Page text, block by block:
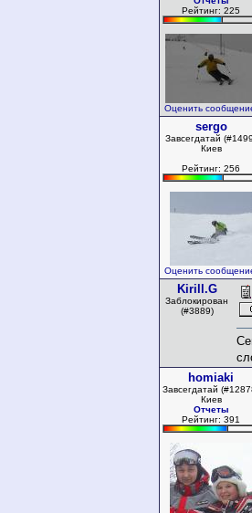
Рейтинг: 225
Оценить
sergo
Завсегдатай
Киев
Рейтинг: 256
Оценить
Kirill.G
Заблокирован
(#3889)
homiaki
Завсегдатай
Киев
Отчеты
Рейтинг: 391